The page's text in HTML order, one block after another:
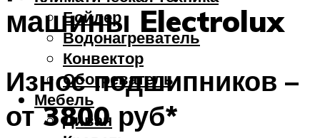
Бойлер
Водонагреватель
Конвектор
Обогреватель
Мебель
Диван
машины Electrolux
Износ подшипников –
от 3800 руб*